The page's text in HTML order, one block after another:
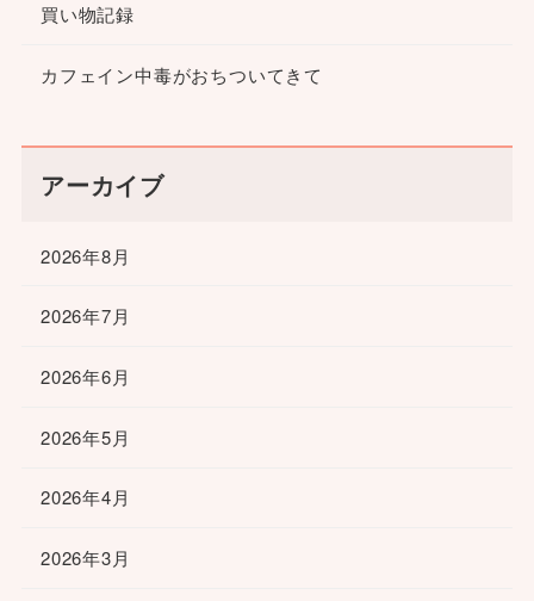
買い物記録
カフェイン中毒がおちついてきて
アーカイブ
2026年8月
2026年7月
2026年6月
2026年5月
2026年4月
2026年3月